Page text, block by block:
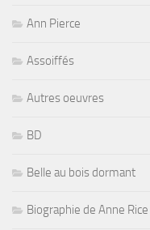
Ann Pierce
Assoiffés
Autres oeuvres
BD
Belle au bois dormant
Biographie de Anne Rice